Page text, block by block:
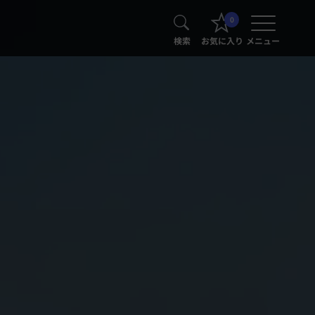
検索
0
お気に入り メニュー